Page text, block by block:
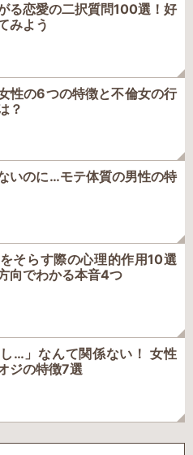
る恋愛の二択質問100選！好
みよう
性の6つの特徴と不倫女の行
？
いのに…モテ体質の男性の特
をそらす際の心理的作用10選
向でわかる本音4つ
し…」なんて関係ない！ 女性
ジの特徴7選